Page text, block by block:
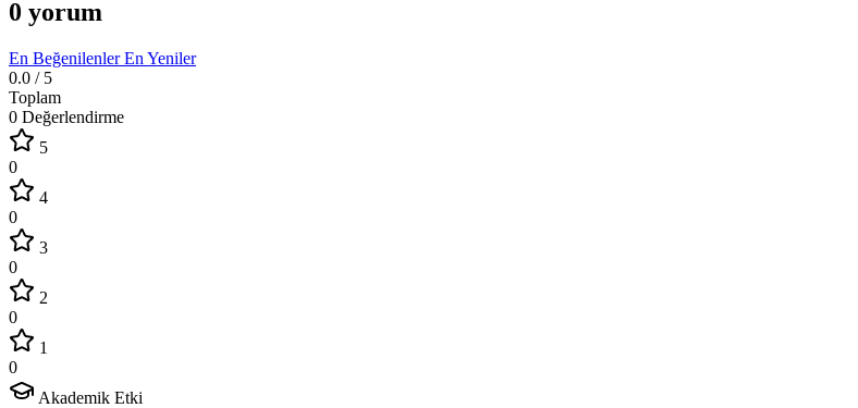
0 yorum
En BeğenilenlerEn Yeniler
0.0 / 5
Toplam
0 Değerlendirme
5
0
4
0
3
0
2
0
1
0
Akademik Etki